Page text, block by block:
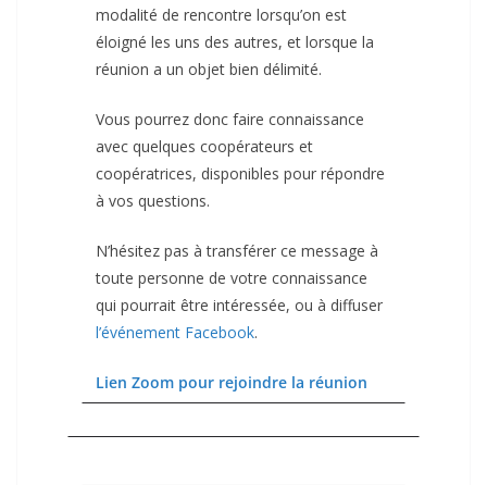
modalité de rencontre lorsqu’on est
éloigné les uns des autres, et lorsque la
réunion a un objet bien délimité.
Vous pourrez donc faire connaissance
avec quelques coopérateurs et
coopératrices, disponibles pour répondre
à vos questions.
N’hésitez pas à transférer ce message à
toute personne de votre connaissance
qui pourrait être intéressée, ou à diffuser
l’événement Facebook.
Lien Zoom pour rejoindre la réunion